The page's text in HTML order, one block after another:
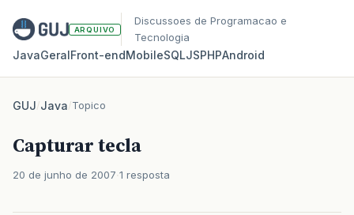
ARQUIVO
Discussoes de Programacao e
Tecnologia
JavaGeralFront‑endMobileSQLJSPHPAndroid
GUJ/Java/Topico
Capturar tecla
20 de junho de 2007 1 resposta